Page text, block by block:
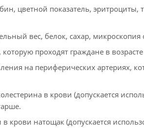
цветной показатель,
вес, белок, сахар, микроскопия
проходят граждане в
на периферических артериях,
в крови (допускается
крови натощак (допускается